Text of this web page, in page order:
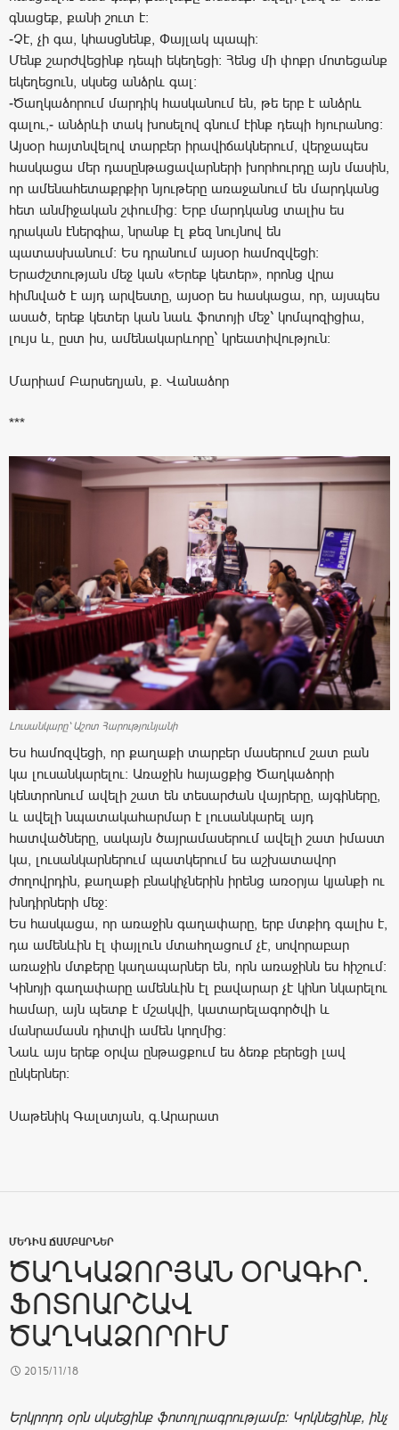
գնացեք, քանի շուտ է:
-Չէ, չի գա, կհասցնենք, Փայլակ պապի:
Մենք շարժվեցինք դեպի եկեղեցի: Հենց մի փոքր մոտեցանք
եկեղեցուն, սկսեց անձրև գալ:
-Ծաղկաձորում մարդիկ հասկանում են, թե երբ է անձրև
գալու,- անձրևի տակ խոսելով գնում էինք դեպի հյուրանոց:
Այսօր հայտնվելով տարբեր իրավիճակներում, վերջապես
հասկացա մեր դասընթացավարների խորհուրդը այն մասին,
որ ամենահետաքրքիր նյութերը առաջանում են մարդկանց
հետ անմիջական շփումից: Երբ մարդկանց տալիս ես
դրական էներգիա, նրանք էլ քեզ նույնով են
պատասխանում: Ես դրանում այսօր համոզվեցի:
Երաժշտության մեջ կան «Երեք կետեր», որոնց վրա
հիմնված է այդ արվեստը, այսօր ես հասկացա, որ, այսպես
ասած, երեք կետեր կան նաև ֆոտոյի մեջ՝ կոմպոզիցիա,
լույս և, ըստ իս, ամենակարևորը` կրեատիվություն:
Մարիամ Բարսեղյան, ք. Վանաձոր
***
Լուսանկարը՝ Աշոտ Հարությունյանի
Ես համոզվեցի, որ քաղաքի տարբեր մասերում շատ բան
կա լուսանկարելու: Առաջին հայացքից Ծաղկաձորի
կենտրոնում ավելի շատ են տեսարժան վայրերը, այգիները,
և ավելի նպատակահարմար է լուսանկարել այդ
հատվածները, սակայն ծայրամասերում ավելի շատ իմաստ
կա, լուսանկարներում պատկերում ես աշխատավոր
ժողովրդին, քաղաքի բնակիչներին իրենց առօրյա կյանքի ու
խնդիրների մեջ:
Ես հասկացա, որ առաջին գաղափարը, երբ մտքիդ գալիս է,
դա ամենևին էլ փայլուն մտահղացում չէ, սովորաբար
առաջին մտքերը կաղապարներ են, որն առաջինն ես հիշում:
Կինոյի գաղափարը ամենևին էլ բավարար չէ կինո նկարելու
համար, այն պետք է մշակվի, կատարելագործվի և
մանրամասն դիտվի ամեն կողմից:
Նաև այս երեք օրվա ընթացքում ես ձեռք բերեցի լավ
ընկերներ:
Սաթենիկ Գալստյան, գ.Արարատ
ՄԵԴԻԱ ՃԱՄԲԱՐՆԵՐ
ԾԱՂԿԱՁՈՐՅԱՆ ՕՐԱԳԻՐ.
ՖՈՏՈԱՐՇԱՎ
ԾԱՂԿԱՁՈՐՈՒՄ
2015/11/18
Երկրորդ օրն սկսեցինք ֆոտոլրագրությամբ: Կրկնեցինք, ինչ